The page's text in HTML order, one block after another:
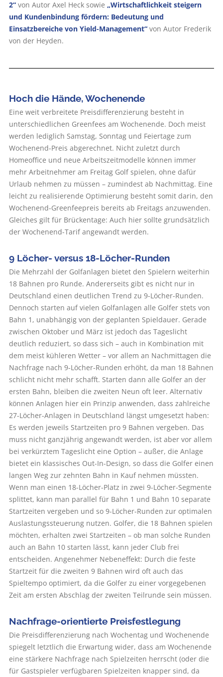
2“von Autor Axel Heck sowie „Wirtschaftlichkeit steigern
und Kundenbindung fördern: Bedeutung und
Einsatzbereiche von Yield-Management“von Autor Frederik
von der Heyden.
Hoch die Hände, Wochenende
Eine weit verbreitete Preisdifferenzierung besteht in
unterschiedlichen Greenfees am Wochenende. Doch meist
werden lediglich Samstag, Sonntag und Feiertage zum
Wochenend-Preis abgerechnet. Nicht zuletzt durch
Homeoffice und neue Arbeitszeitmodelle können immer
mehr Arbeitnehmer am Freitag Golf spielen, ohne dafür
Urlaub nehmen zu müssen – zumindest ab Nachmittag. Eine
leicht zu realisierende Optimierung besteht somit darin, den
Wochenend-Greenfeepreis bereits ab Freitags anzuwenden.
Gleiches gilt für Brückentage: Auch hier sollte grundsätzlich
der Wochenend-Tarif angewandt werden.
9 Löcher- versus 18-Löcher-Runden
Die Mehrzahl der Golfanlagen bietet den Spielern weiterhin
18 Bahnen pro Runde. Andererseits gibt es nicht nur in
Deutschland einen deutlichen Trend zu 9-Löcher-Runden.
Dennoch starten auf vielen Golfanlagen alle Golfer stets von
Bahn 1, unabhängig von der geplanten Spieldauer. Gerade
zwischen Oktober und März ist jedoch das Tageslicht
deutlich reduziert, so dass sich – auch in Kombination mit
dem meist kühleren Wetter – vor allem an Nachmittagen die
Nachfrage nach 9-Löcher-Runden erhöht, da man 18 Bahnen
schlicht nicht mehr schafft. Starten dann alle Golfer an der
ersten Bahn, bleiben die zweiten Neun oft leer. Alternativ
können Anlagen hier ein Prinzip anwenden, dass zahlreiche
27-Löcher-Anlagen in Deutschland längst umgesetzt haben:
Es werden jeweils Startzeiten pro 9 Bahnen vergeben. Das
muss nicht ganzjährig angewandt werden, ist aber vor allem
bei verkürztem Tageslicht eine Option – außer, die Anlage
bietet ein klassisches Out-In-Design, so dass die Golfer einen
langen Weg zur zehnten Bahn in Kauf nehmen müssten.
Wenn man einen 18-Löcher-Platz in zwei 9-Löcher-Segmente
splittet, kann man parallel für Bahn 1 und Bahn 10 separate
Startzeiten vergeben und so 9-Löcher-Runden zur optimalen
Auslastungssteuerung nutzen. Golfer, die 18 Bahnen spielen
möchten, erhalten zwei Startzeiten – ob man solche Runden
auch an Bahn 10 starten lässt, kann jeder Club frei
entscheiden. Angenehmer Nebeneffekt: Durch die feste
Startzeit für die zweiten 9 Bahnen wird oft auch das
Spieltempo optimiert, da die Golfer zu einer vorgegebenen
Zeit am ersten Abschlag der zweiten Teilrunde sein müssen.
Nachfrage-orientierte Preisfestlegung
Die Preisdifferenzierung nach Wochentag und Wochenende
spiegelt letztlich die Erwartung wider, dass am Wochenende
eine stärkere Nachfrage nach Spielzeiten herrscht (oder die
für Gastspieler verfügbaren Spielzeiten knapper sind, da